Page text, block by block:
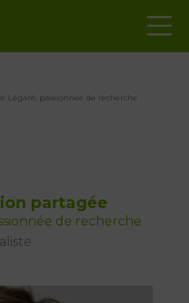
Légaré, passionnée de recherche
partagée
de recherche